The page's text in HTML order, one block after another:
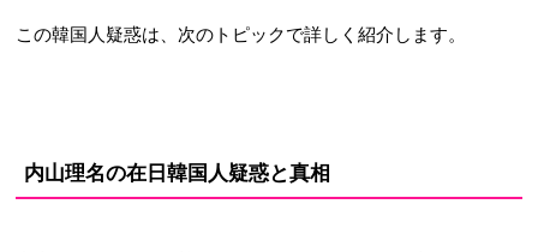
この韓国人疑惑は、次のトピックで詳しく紹介します。
内山理名の在日韓国人疑惑と真相